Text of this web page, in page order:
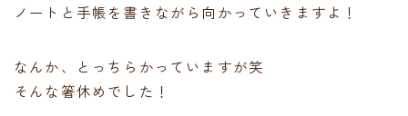
ノートと手帳を書きながら向かっていきますよ！
なんか、とっちらかっていますが笑
そんな箸休めでした！